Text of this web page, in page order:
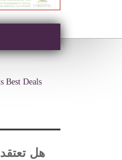
Best Deals
هل